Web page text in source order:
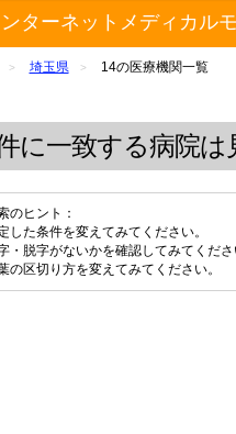
ターネットメディカル
> 埼玉県 > 14の医療機関一覧
に一致する病院は
のヒント：
した条件を変えてみてください。
・脱字がないかを確認してみてくださ
の区切り方を変えてみてください。